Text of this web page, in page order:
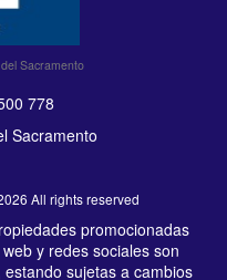
Sacramento
778
Sacramento
All rights reserved
promocionadas
y redes sociales son
sujetas a cambios